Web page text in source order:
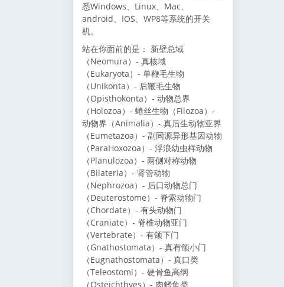
悉Windows、Linux、Mac、
android、IOS、WP8等系统的开关
机。
站在你面前的是： 新壁总域
（Neomura）- 真核域
（Eukaryota）- 单鞭毛生物
（Unikonta）- 后鞭毛生物
（Opisthokonta）- 动物总界
（Holozoa）- 蜷丝生物（Filozoa）-
动物界（Animalia）- 真后生动物亚界
（Eumetazoa）- 副同源异形基因动物
（ParaHoxozoa）- 浮浪幼虫样动物
（Planulozoa）- 两侧对称动物
（Bilateria）- 肾管动物
（Nephrozoa）- 后口动物总门
（Deuterostome）- 脊索动物门
（Chordate）- 有头动物门
（Craniate）- 脊椎动物亚门
（Vertebrate）- 有颌下门
（Gnathostomata）- 真有颌小门
（Eugnathostomata）- 真口类
（Teleostomi）- 硬骨鱼高纲
（Osteichthyes）- 肉鳍鱼类